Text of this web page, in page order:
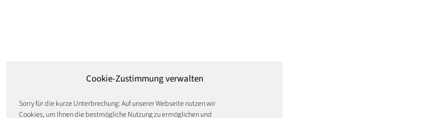
Cookie-Zustimmung verwalten
Sorry für die kurze Unterbrechung: Auf unserer Webseite nutzen wir
Cookies, um Ihnen die bestmögliche Nutzung zu ermöglichen und